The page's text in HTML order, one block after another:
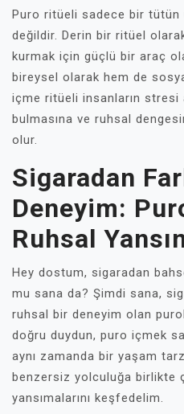
Puro ritüeli sadece bir tütün
değildir. Derin bir ritüel
kurmak için güçlü bir araç
bireysel olarak hem de
içme ritüeli insanların stresi
bulmasına ve ruhsal
olur.
Sigaradan
Deneyim:
Ruhsal
Hey dostum, sigaradan
mu sana da? Şimdi sana,
ruhsal bir deneyim olan
doğru duydun, puro içmek
aynı zamanda bir yaşam
benzersiz yolculuğa birlikte
yansımalarını keşfedelim.